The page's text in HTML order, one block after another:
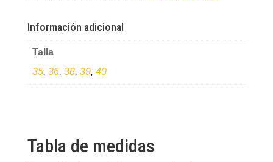
plataforma
en
yute
cantidad
Información adicional
Talla
35, 36, 38, 39, 40
Tabla de medidas